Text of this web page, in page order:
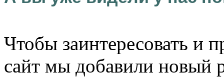
Чтобы заинтересовать и
сайт мы добавили новый